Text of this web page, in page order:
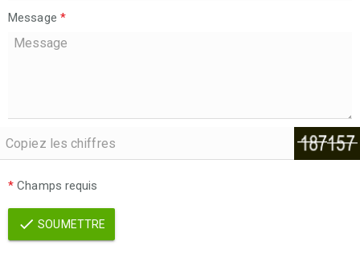
Message *
* Champs requis
SOUMETTRE